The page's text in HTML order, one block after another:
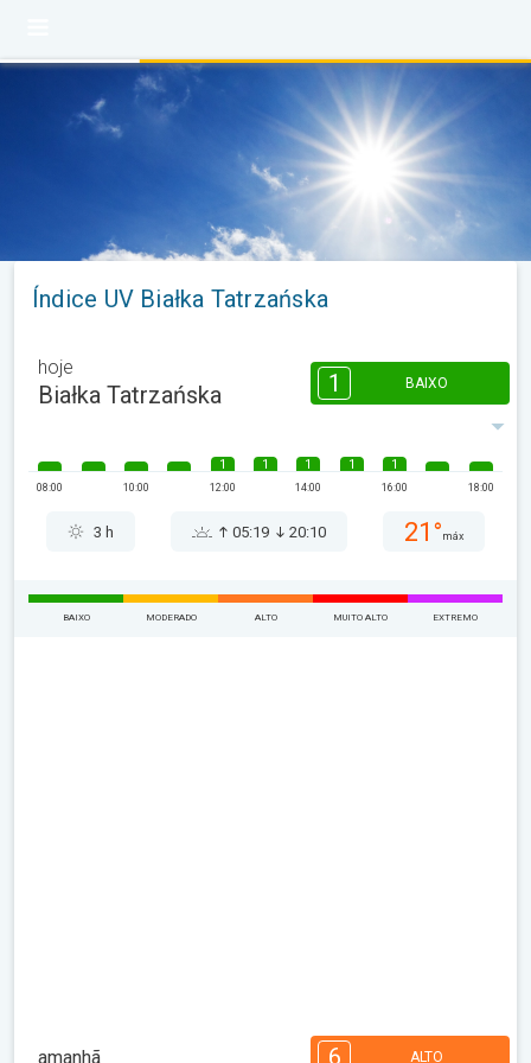
Índice UV Białka Tatrzańska
hoje
Białka Tatrzańska 1 BAIXO
08:00 10:00
1
12:00
1 1
14:00
1 1
16:00 18:00
3 h 05:19 20:10 21° máx
BAIXO MODERADO ALTO MUITO ALTO EXTREMO
amanhã 6 ALTO